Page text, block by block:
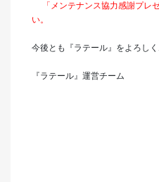
「メンテナンス協力感謝プレ
い。
今後とも『ラテール』をよろしく
『ラテール』運営チーム